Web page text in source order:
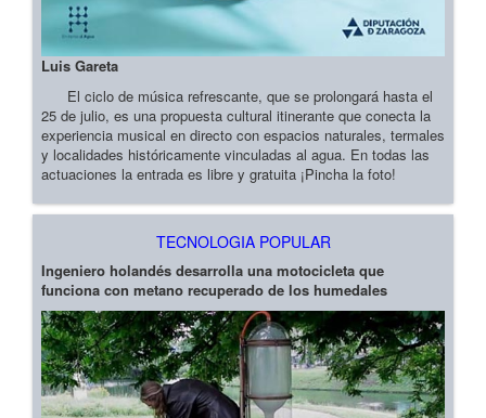
Luis Gareta
El ciclo de música refrescante, que se prolongará hasta el
25 de julio, es una propuesta cultural itinerante que conecta la
experiencia musical en directo con espacios naturales, termales
y localidades históricamente vinculadas al agua. En todas las
actuaciones la entrada es libre y gratuita ¡Pincha la foto!
TECNOLOGIA POPULAR
Ingeniero holandés desarrolla una motocicleta que
funciona con metano recuperado de los humedales